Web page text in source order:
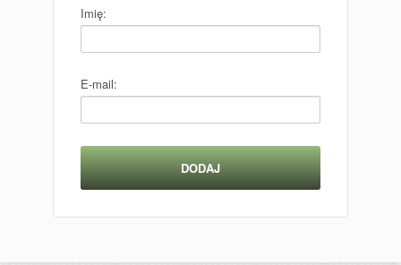
Imię:
E-mail: